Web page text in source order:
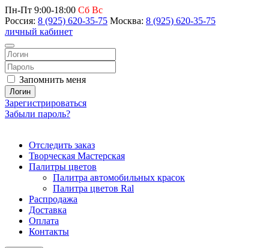
Пн-Пт 9:00-18:00 Сб Вс
Россия: 8 (925) 620-35-75 Москва: 8 (925) 620-35-75
личный кабинет
Запомнить меня
Логин
Зарегистрироваться
Забыли пароль?
Отследить заказ
Творческая Мастерская
Палитры цветов
Палитра автомобильных красок
Палитра цветов Ral
Распродажа
Доставка
Оплата
Контакты